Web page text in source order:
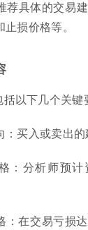
荐具体的交易
损价格等。
以下几个关键
买入或卖出的
：分析师预计
：在交易亏损